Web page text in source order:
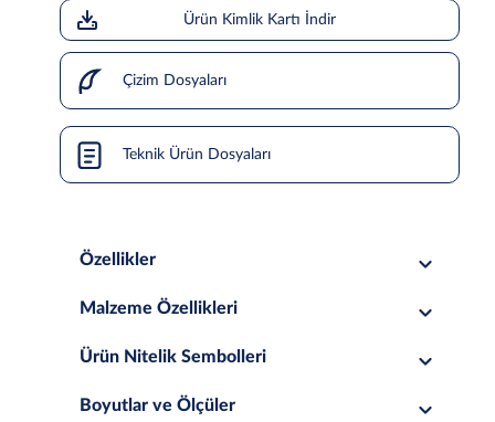
Ürün Kimlik Kartı İndir
Çizim Dosyaları
Teknik Ürün Dosyaları
Özellikler
Malzeme Özellikleri
Ürün Nitelik Sembolleri
Boyutlar ve Ölçüler